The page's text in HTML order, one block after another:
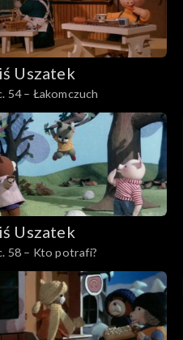
Uszatek
54 – Łakomczuch
Uszatek
58 – Kto potrafi?